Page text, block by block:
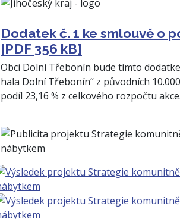
Dodatek č. 1 ke smlouvě o
[PDF 356 kB]
Obci Dolní Třebonín bude tímto
hala Dolní Třebonín“ z původních
podíl 23,16 % z celkového rozpočtu akce.